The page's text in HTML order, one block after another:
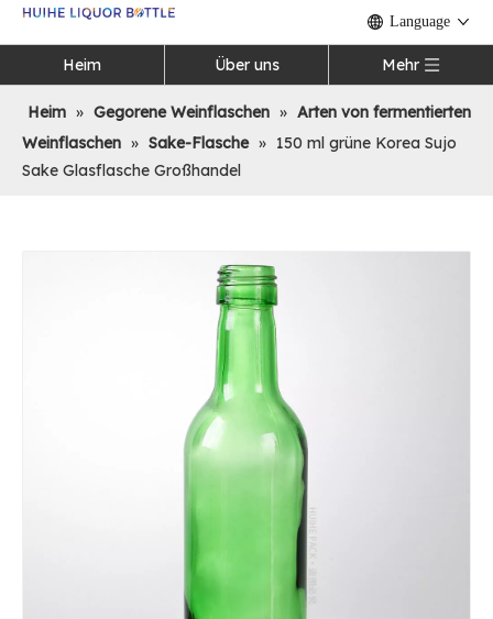
Language
Heim Über uns Mehr
Heim » Gegorene Weinflaschen » Arten von fermentierten
Weinflaschen » Sake-Flasche » 150 ml grüne Korea Sujo
Sake Glasflasche Großhandel